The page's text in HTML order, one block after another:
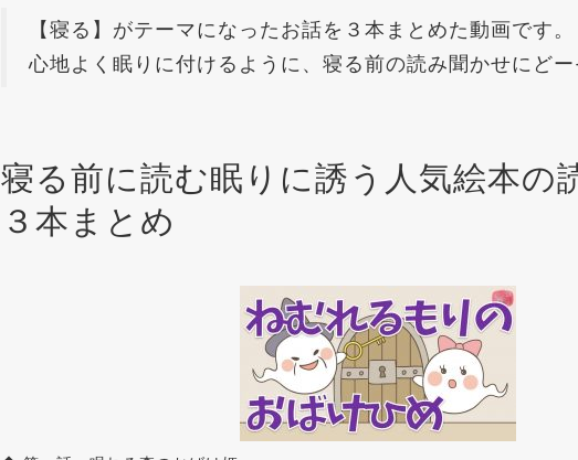
【寝る】がテーマになったお話を３本まとめた動画です。
心地よく眠りに付けるように、寝る前の読み聞かせにど
寝る前に読む眠りに誘う人気絵本の
３本まとめ